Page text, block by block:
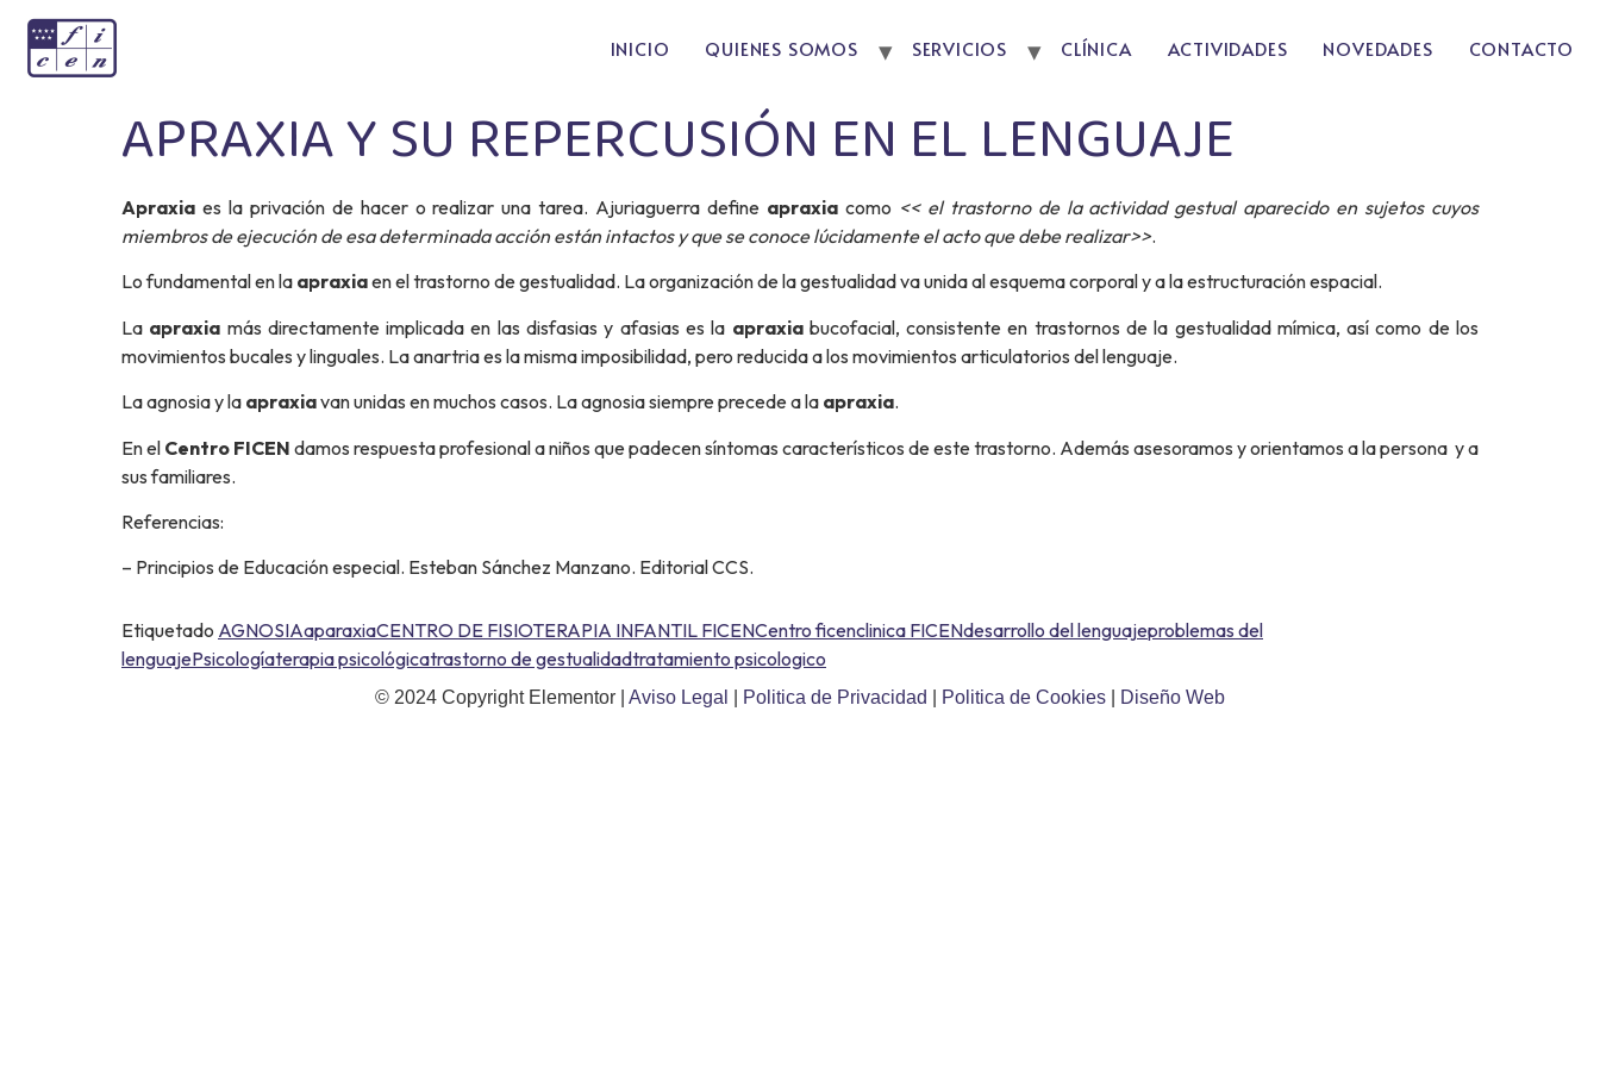
INICIO QUIENES SOMOS SERVICIOS CLÍNICA ACTIVIDADES NOVEDADES CONTACTO
APRAXIA Y SU REPERCUSIÓN EN EL LENGUAJE
Apraxia es la privación de hacer o realizar una tarea. Ajuriaguerra define apraxia como << el trastorno de la actividad gestual aparecido en sujetos cuyos
miembros de ejecución de esa determinada acción están intactos y que se conoce lúcidamente el acto que debe realizar>>.
Lo fundamental en la apraxiaen el trastorno de gestualidad. La organización de la gestualidad va unida al esquema corporal y a la estructuración espacial.
La apraxia más directamente implicada en las disfasias y afasias es la apraxia bucofacial, consistente en trastornos de la gestualidad mímica, así como de los
movimientos bucales y linguales. La anartria es la misma imposibilidad, pero reducida a los movimientos articulatorios del lenguaje.
La agnosia y la apraxiavan unidas en muchos casos. La agnosia siempre precede a la apraxia.
En el Centro FICEN damos respuesta profesional a niños que padecen síntomas característicos de este trastorno. Además asesoramos y orientamos a la persona y a
sus familiares.
Referencias:
– Principios de Educación especial. Esteban Sánchez Manzano. Editorial CCS.
Etiquetado AGNOSIAaparaxiaCENTRO DE FISIOTERAPIA INFANTIL FICENCentro ficenclinica FICENdesarrollo del lenguajeproblemas del
lenguajePsicologíaterapia psicológicatrastorno de gestualidadtratamiento psicologico
© 2024 Copyright Elementor | Aviso Legal Politica de Privacidad Politica de Cookies Diseño Web